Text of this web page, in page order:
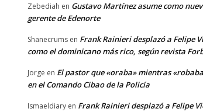
Zebediah en Gustavo Martínez asume como
gerente de Edenorte
Shanecrums en Frank Rainieri desplazó a Felipe
como el dominicano más rico, según revista
Jorge en El pastor que «oraba» mientras
en el Comando Cibao de la Policía
Ismaeldiary en Frank Rainieri desplazó a Felipe